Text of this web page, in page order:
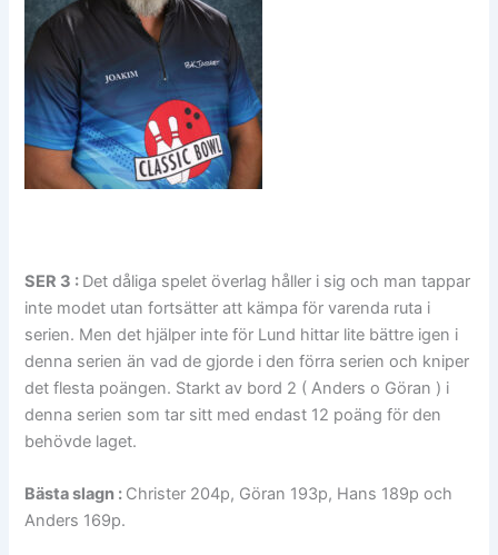
SER 3 : Det dåliga spelet överlag håller i sig och man tappar
inte modet utan fortsätter att kämpa för varenda ruta i
serien. Men det hjälper inte för Lund hittar lite bättre igen i
denna serien än vad de gjorde i den förra serien och kniper
det flesta poängen. Starkt av bord 2 ( Anders o Göran ) i
denna serien som tar sitt med endast 12 poäng för den
behövde laget.
Bästa slagn : Christer 204p, Göran 193p, Hans 189p och
Anders 169p.